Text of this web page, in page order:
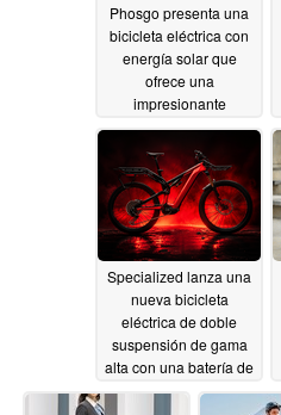
Phosgo presenta una
bicicleta eléctrica con
energía solar que
ofrece una
impresionante
autonomía de 120
millas06/22/2026
Specialized lanza una
nueva bicicleta
eléctrica de doble
suspensión de gama
alta con una batería de
840 Wh06/13/2026